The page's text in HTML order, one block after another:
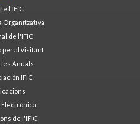
l'IFIC
Organitzativa
de l'IFIC
per al visitant
Anuals
IFIC
Electrònica
de l'IFIC